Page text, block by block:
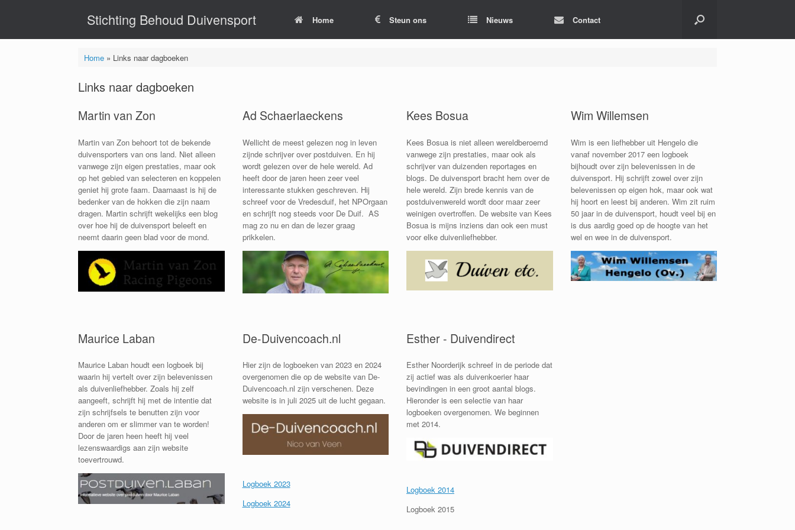
inhoud
Stichting Behoud Duivensport Home Steun ons Nieuws Contact
Home» Links naar dagboeken
Links naar dagboeken
Martin van Zon
Martin van Zon behoort tot de bekende
duivensporters van ons land. Niet alleen
vanwege zijn eigen prestaties, maar ook
op het gebied van selecteren en koppelen
geniet hij grote faam. Daarnaast is hij de
bedenker van de hokken die zijn naam
dragen. Martin schrijft wekelijks een blog
over hoe hij de duivensport beleeft en
neemt daarin geen blad voor de mond.
Ad Schaerlaeckens
Wellicht de meest gelezen nog in leven
zijnde schrijver over postduiven. En hij
wordt gelezen over de hele wereld. Ad
heeft door de jaren heen zeer veel
interessante stukken geschreven. Hij
schreef voor de Vredesduif, het NPOrgaan
en schrijft nog steeds voor De Duif. AS
mag zo nu en dan de lezer graag
prikkelen.
Kees Bosua
Kees Bosua is niet alleen wereldberoemd
vanwege zijn prestaties, maar ook als
schrijver van duizenden reportages en
blogs. De duivensport bracht hem over de
hele wereld. Zijn brede kennis van de
postduivenwereld wordt door maar zeer
weinigen overtroffen. De website van Kees
Bosua is mijns inziens dan ook een must
voor elke duivenliefhebber.
Wim Willemsen
Wim is een liefhebber uit Hengelo die
vanaf november 2017 een logboek
bijhoudt over zijn belevenissen in de
duivensport. Hij schrijft zowel over zijn
belevenissen op eigen hok, maar ook wat
hij hoort en leest bij anderen. Wim zit ruim
50 jaar in de duivensport, houdt veel bij en
is dus aardig goed op de hoogte van het
wel en wee in de duivensport.
Maurice Laban
Maurice Laban houdt een logboek bij
waarin hij vertelt over zijn belevenissen
als duivenliefhebber. Zoals hij zelf
aangeeft, schrijft hij met de intentie dat
zijn schrijfsels te benutten zijn voor
anderen om er slimmer van te worden!
Door de jaren heen heeft hij veel
lezenswaardigs aan zijn website
toevertrouwd.
De-Duivencoach.nl
Hier zijn de logboeken van 2023 en 2024
overgenomen die op de website van De-
Duivencoach.nl zijn verschenen. Deze
website is in juli 2025 uit de lucht gegaan.
Logboek 2023
Logboek 2024
Esther - Duivendirect
Esther Noorderijk schreef in de periode dat
zij actief was als duivenkoerier haar
bevindingen in een groot aantal blogs.
Hieronder is een selectie van haar
logboeken overgenomen. We beginnen
met 2014.
Logboek 2014
Logboek 2015